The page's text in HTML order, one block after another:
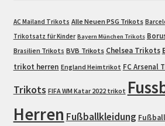
AC Mailand Trikots Alle Neuen PSG Trikots
Trikotsatz für Kinder Bayern München Trikots
Brasilien Trikots BVB Trikots Chelsea Trikots
trikot herren England Heimtrikot FC Arsenal
Trikots FIFA WM Katar 2022 trikot
Herren Fußballkleidung